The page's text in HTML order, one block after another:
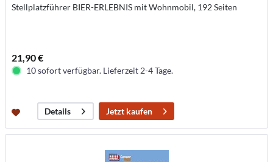
Stellplatzführer BIER-ERLEBNIS mit Wohnmobil, 192 Seiten
21,90 €
10 sofort verfügbar. Lieferzeit 2-4 Tage.
Details Jetzt kaufen